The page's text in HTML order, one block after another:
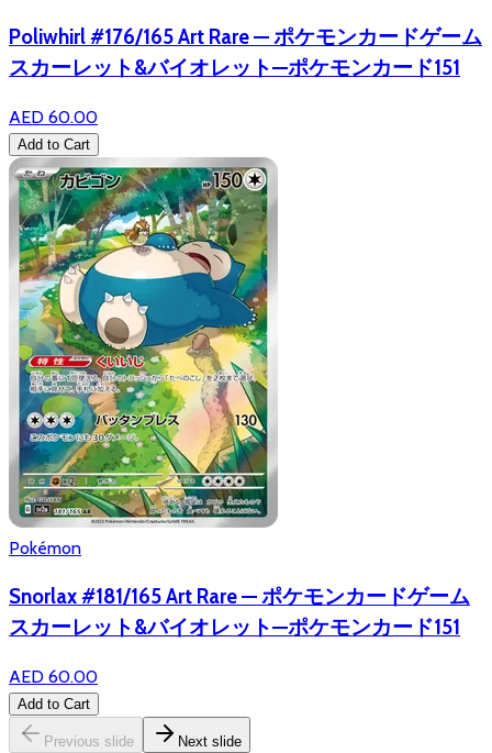
Poliwhirl #176/165 Art Rare — ポケモンカードゲーム
スカーレット&バイオレット—ポケモンカード151
AED 60.00
Add to Cart
Pokémon
Snorlax #181/165 Art Rare — ポケモンカードゲーム
スカーレット&バイオレット—ポケモンカード151
AED 60.00
Add to Cart
Previous slide Next slide